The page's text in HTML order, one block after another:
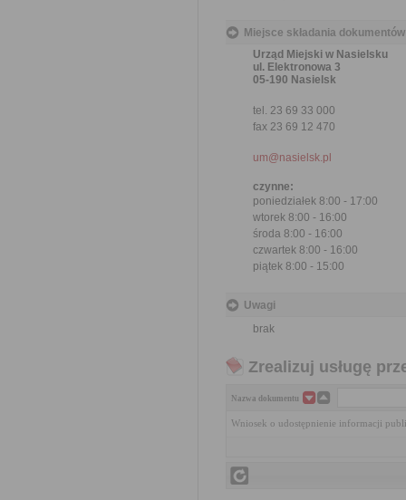
Miejsce składania dokumentów
Urząd Miejski w Nasielsku
ul. Elektronowa 3
05-190 Nasielsk
tel. 23 69 33 000
fax 23 69 12 470
um@nasielsk.pl
czynne:
poniedziałek 8:00 - 17:00
wtorek 8:00 - 16:00
środa 8:00 - 16:00
czwartek 8:00 - 16:00
piątek 8:00 - 15:00
Uwagi
brak
Zrealizuj usługę
Nazwa dokumentu
Wniosek o udostępnienie informacji